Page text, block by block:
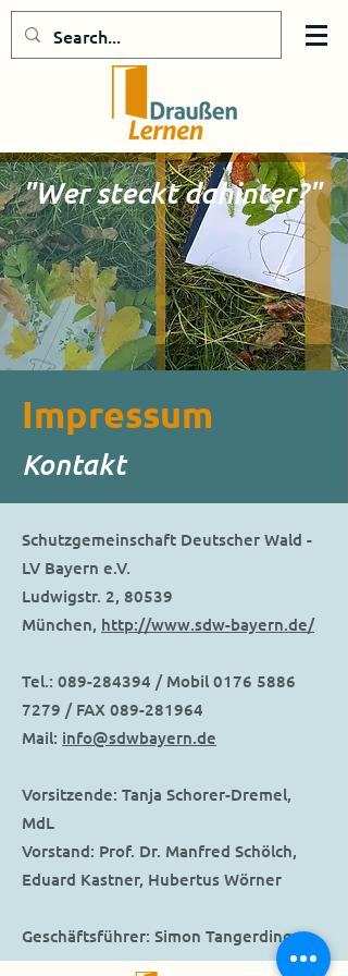
"Wer steckt dahinter?"
Impressum
Kontakt
Schutzgemeinschaft Deutscher Wald -
LV Bayern e.V.
Ludwigstr. 2, 80539
München, http://www.sdw-bayern.de/
Tel.: 089-284394 / Mobil 0176 5886
7279 / FAX 089-281964
Mail: info@sdwbayern.de
Vorsitzende: Tanja Schorer-Dremel,
MdL
Vorstand: Prof. Dr. Manfred Schölch,
Eduard Kastner, Hubertus Wörner
Geschäftsführer: Simon Tangerding